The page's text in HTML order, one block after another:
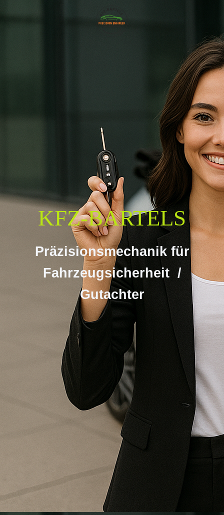
KFZ-BARTELS
Präzisionsmechanik für
Fahrzeugsicherheit /
Gutachter